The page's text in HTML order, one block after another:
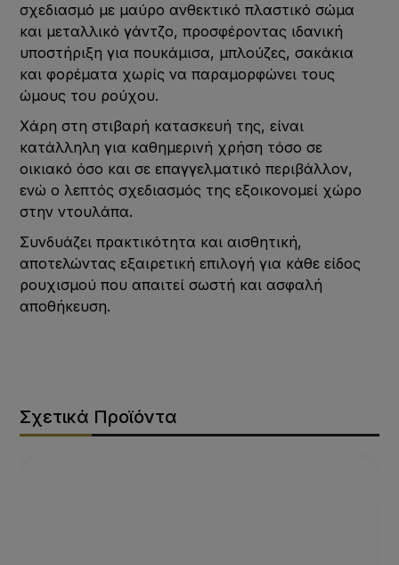
σχεδιασμό με μαύρο ανθεκτικό πλαστικό σώμα
και μεταλλικό γάντζο, προσφέροντας ιδανική
υποστήριξη για πουκάμισα, μπλούζες, σακάκια
και φορέματα χωρίς να παραμορφώνει τους
ώμους του ρούχου.
Χάρη στη στιβαρή κατασκευή της, είναι
κατάλληλη για καθημερινή χρήση τόσο σε
οικιακό όσο και σε επαγγελματικό περιβάλλον,
ενώ ο λεπτός σχεδιασμός της εξοικονομεί χώρο
στην ντουλάπα.
Συνδυάζει πρακτικότητα και αισθητική,
αποτελώντας εξαιρετική επιλογή για κάθε είδος
ρουχισμού που απαιτεί σωστή και ασφαλή
αποθήκευση.
Σχετικά Προϊόντα